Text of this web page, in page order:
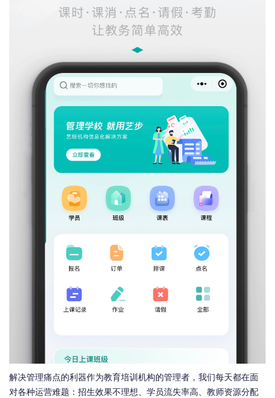
解决管理痛点的利器作为教育培训机构的管理者，我们每天都在面
对各种运营难题：招生效果不理想、学员流失率高、教师资源分配